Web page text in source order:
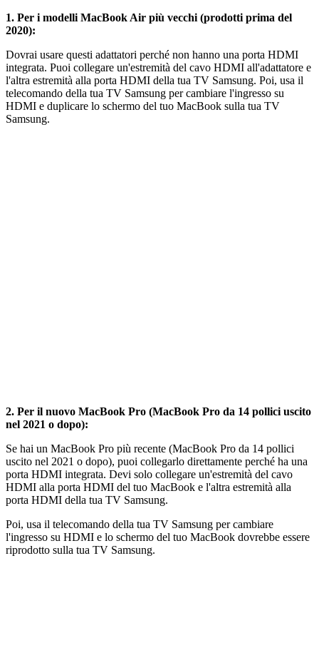
1. Per i modelli MacBook Air più vecchi (prodotti prima del
2020):
Dovrai usare questi adattatori perché non hanno una porta HDMI
integrata. Puoi collegare un'estremità del cavo HDMI all'adattatore e
l'altra estremità alla porta HDMI della tua TV Samsung. Poi, usa il
telecomando della tua TV Samsung per cambiare l'ingresso su
HDMI e duplicare lo schermo del tuo MacBook sulla tua TV
Samsung.
2. Per il nuovo MacBook Pro (MacBook Pro da 14 pollici uscito
nel 2021 o dopo):
Se hai un MacBook Pro più recente (MacBook Pro da 14 pollici
uscito nel 2021 o dopo), puoi collegarlo direttamente perché ha una
porta HDMI integrata. Devi solo collegare un'estremità del cavo
HDMI alla porta HDMI del tuo MacBook e l'altra estremità alla
porta HDMI della tua TV Samsung.
Poi, usa il telecomando della tua TV Samsung per cambiare
l'ingresso su HDMI e lo schermo del tuo MacBook dovrebbe essere
riprodotto sulla tua TV Samsung.